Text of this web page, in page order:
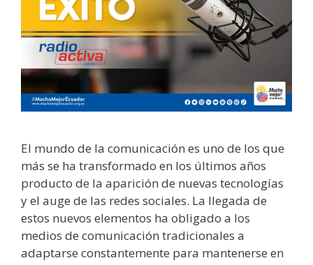
El mundo de la comunicación es uno de los que
más se ha transformado en los últimos años
producto de la aparición de nuevas tecnologías
y el auge de las redes sociales. La llegada de
estos nuevos elementos ha obligado a los
medios de comunicación tradicionales a
adaptarse constantemente para mantenerse en